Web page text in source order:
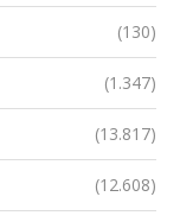
(130)
(1.347)
(13.817)
(12.608)